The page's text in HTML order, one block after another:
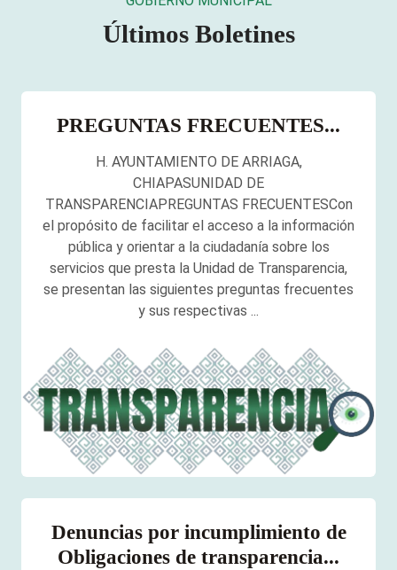
Últimos Boletines
PREGUNTAS FRECUENTES...
H. AYUNTAMIENTO DE ARRIAGA,
CHIAPASUNIDAD DE
TRANSPARENCIAPREGUNTAS FRECUENTESCon
el propósito de facilitar el acceso a la información
pública y orientar a la ciudadanía sobre los
servicios que presta la Unidad de Transparencia,
se presentan las siguientes preguntas frecuentes
y sus respectivas ...
Denuncias por incumplimiento de
Obligaciones de transparencia...